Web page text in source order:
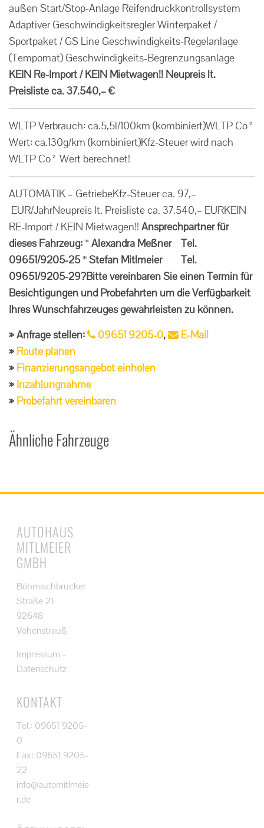
außen Start/Stop-Anlage Reifendruckkontrollsystem
Adaptiver Geschwindigkeitsregler Winterpaket /
Sportpaket / GS Line Geschwindigkeits-Regelanlage
(Tempomat) Geschwindigkeits-Begrenzungsanlage
KEIN Re-Import / KEIN Mietwagen!! Neupreis lt.
Preisliste ca. 37.540,– €
WLTP Verbrauch: ca.5,5l/100km (kombiniert)WLTP Co²
Wert: ca.130g/km (kombiniert)Kfz-Steuer wird nach
WLTP Co² Wert berechnet!
AUTOMATIK – GetriebeKfz-Steuer ca. 97,–
EUR/JahrNeupreis lt. Preisliste ca. 37.540,– EURKEIN
RE-Import / KEIN Mietwagen!! Ansprechpartner für
dieses Fahrzeug:*Alexandra Meßner Tel.
09651/9205-25*Stefan Mitlmeier Tel.
09651/9205-29?Bitte vereinbaren Sie einen Termin für
Besichtigungen und Probefahrten um die Verfügbarkeit
Ihres Wunschfahrzeuges gewährleisten zu können.
Anfrage stellen:
09651 9205-0,
E-Mail
Route planen
Finanzierungsangebot einholen
Inzahlungnahme
Probefahrt vereinbaren
Ähnliche Fahrzeuge
AUTOHAUS
MITLMEIER
GMBH
Böhmischbrucker
Straße 21
92648
Vohenstrauß
Impressum -
Datenschutz
KONTAKT
Tel.: 09651 9205-
0
Fax: 09651 9205-
22
info@automitlmeie
r.de